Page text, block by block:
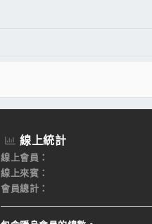
線上統計
線上會員
線上來賓
會員總計